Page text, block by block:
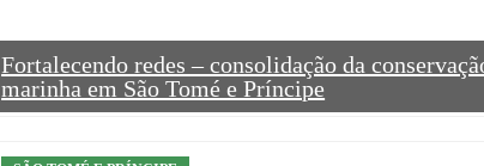
Fortalecendo redes – consolidação da
marinha em São Tomé e Príncipe